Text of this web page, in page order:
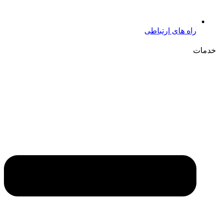
راه های ارتباطی
خدمات